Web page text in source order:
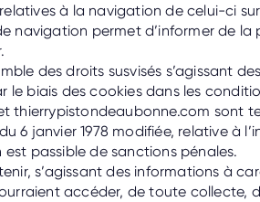
à la navigation de celui-ci
navigation permet d’informer de la
des droits susvisés s’agissant
le biais des cookies dans les
thierrypistondeaubonne.com sont
6 janvier 1978 modifiée, relative à
passible de sanctions pénales.
s’agissant des informations à
accéder, de toute collecte,